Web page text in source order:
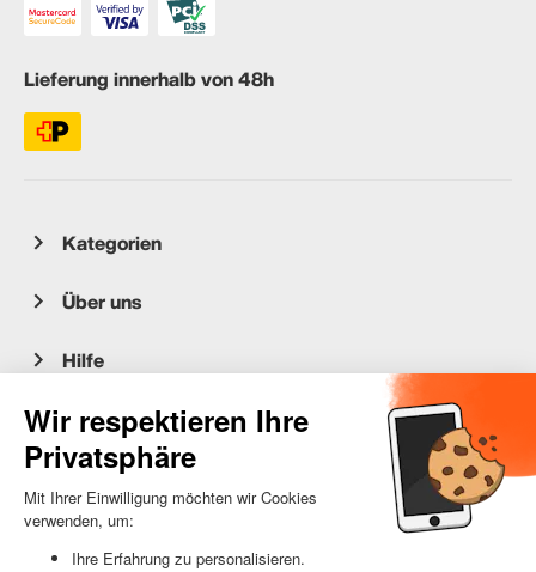
Lieferung innerhalb von 48h
Kategorien
Über uns
Hilfe
Kundenservice
occasion.migros.mobile@recommerce.com
Montag-Freitag 08:00-17:00